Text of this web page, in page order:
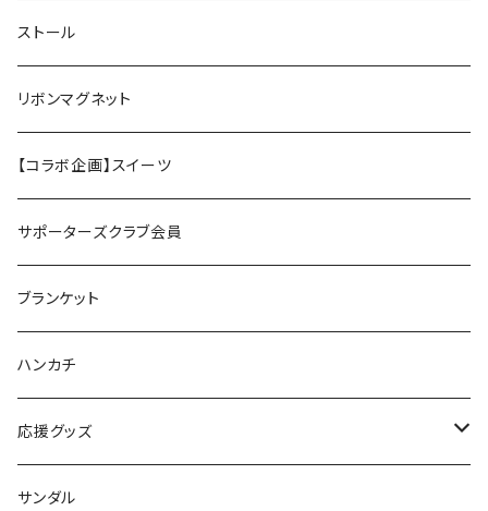
ストール
リボンマグネット
【コラボ企画】スイーツ
サポーターズクラブ会員
ブランケット
ハンカチ
応援グッズ
ペンライト
サンダル